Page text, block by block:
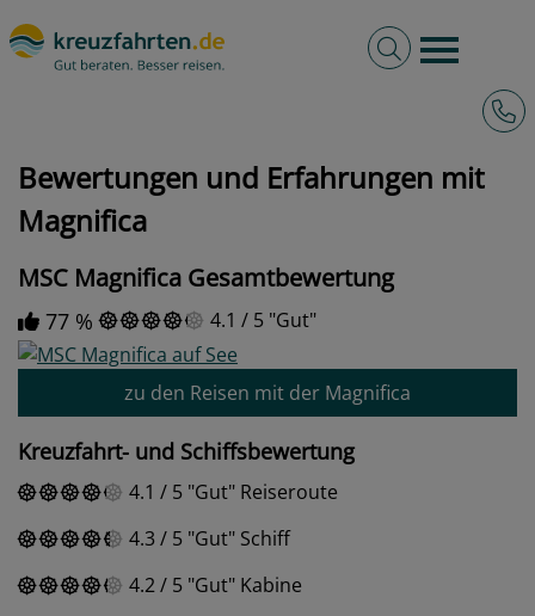
Burger
Volltextsuche
Bewertungen und Erfahrungen mit
Magnifica
MSC Magnifica Gesamtbewertung
77 % 4.1 / 5 Gut
zu den Reisen mit der Magnifica
Kreuzfahrt- und Schiffsbewertung
4.1 / 5 Gut Reiseroute
4.3 / 5 Gut Schiff
4.2/ 5 Gut Kabine